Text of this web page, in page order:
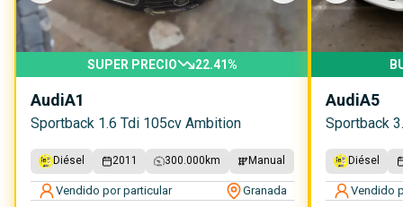
SUPER PRECIO 22.41%
AudiA1
Sportback 1.6 Tdi 105cv Ambition
Diésel 2011 300.000 km Manual
Vendido por particular Granada
AudiA5
Sportback
Diésel
Vendido